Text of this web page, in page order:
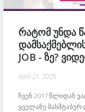
Რატომ Უნდა
JOB - Ზე?
April 21, 2025
Ჩვენ 2017 Წლიდან
Ყველაზე Მასშტაბურ